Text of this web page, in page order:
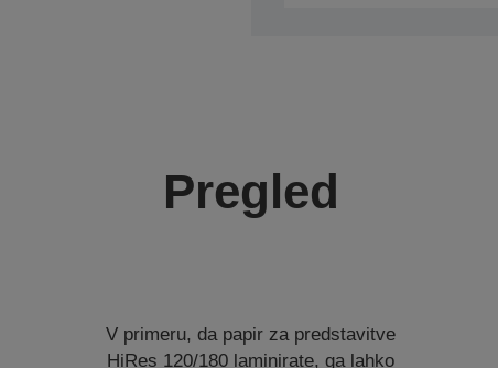
Pregled
V primeru, da papir za predstavitve
HiRes 120/180 laminirate, ga lahko